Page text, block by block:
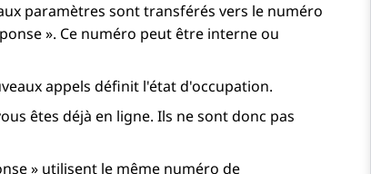
paramètres sont transférés vers le numéro
». Ce numéro peut être interne ou
appels définit l'état d'occupation.
êtes déjà en ligne. Ils ne sont donc pas
» utilisent le même numéro de